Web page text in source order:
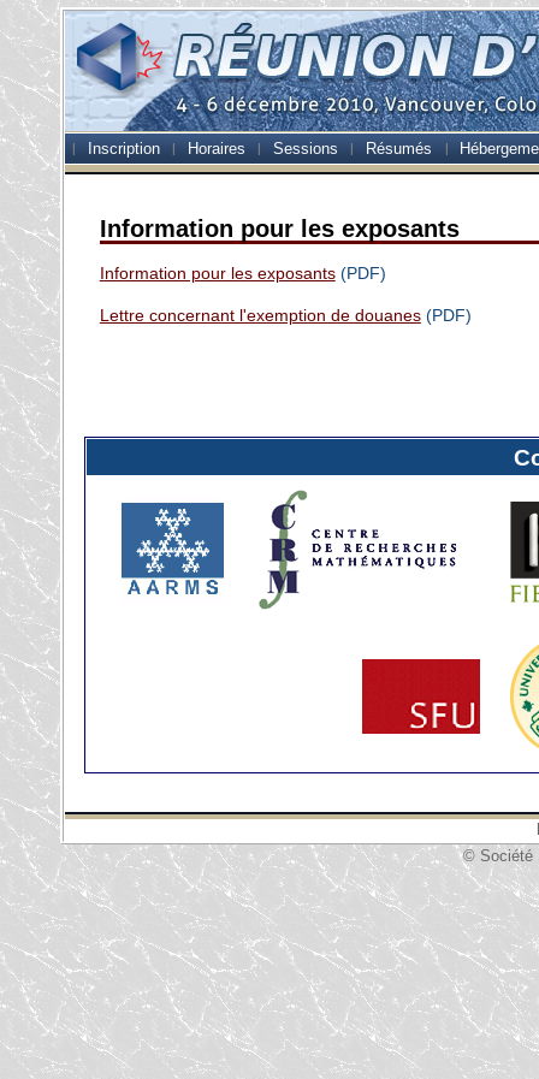
Inscription Horaires Sessions Résumés
Information pour les exposants
Information pour les exposants(PDF)
Lettre concernant l'exemption de douanes(PDF)
© Société